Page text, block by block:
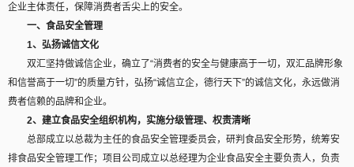
企业主体责任，保障消费者舌尖上的安全。
一、食品安全管理
1、弘扬诚信文化
双汇坚持做诚信企业，确立了“消费者的安全与健康高于一切，双汇品牌形象
和信誉高于一切”的质量方针，弘扬“诚信立企，德行天下”的诚信文化，永远做消
费者信赖的品牌和企业。
2、建立食品安全组织机构，实施分级管理、权责清晰
总部成立以总裁为主任的食品安全管理委员会，研判食品安全形势，统筹安
排食品安全管理工作；项目公司成立以总经理为企业食品安全主要负责人，负责